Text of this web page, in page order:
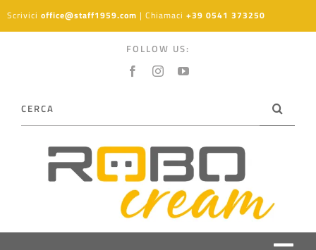
Salta
al
Scrivici office@staff1959.com | Chiamaci +39 0541 373250
FOLLOW US: